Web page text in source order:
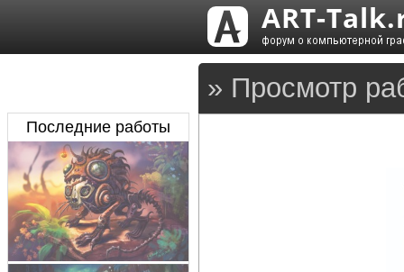
» Просмотр
Последние работы